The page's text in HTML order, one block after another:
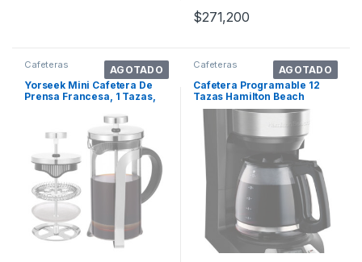
$271,200
AGOTADO
Cafeteras
Yorseek Mini Cafetera De
Prensa Francesa, 1 Tazas,
AGOTADO
Cafeteras
Cafetera Programable 12
Tazas Hamilton Beach
46290 Color Negro